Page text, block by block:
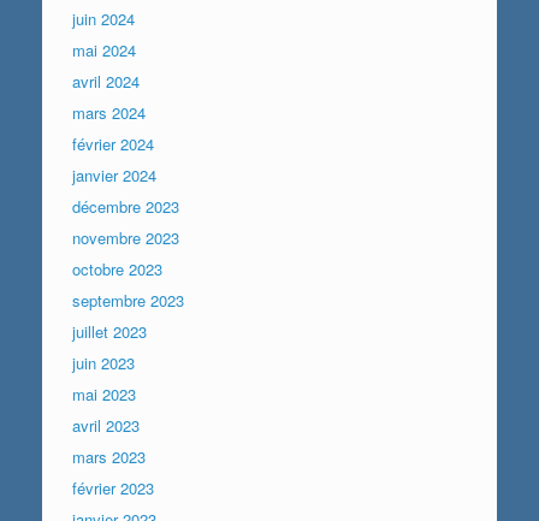
juin 2024
mai 2024
avril 2024
mars 2024
février 2024
janvier 2024
décembre 2023
novembre 2023
octobre 2023
septembre 2023
juillet 2023
juin 2023
mai 2023
avril 2023
mars 2023
février 2023